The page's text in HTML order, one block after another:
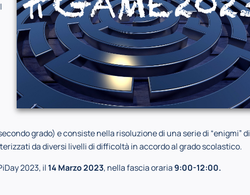
grado) e consiste nella risoluzione di una serie di “enigmi” di
da diversi livelli di difficoltà in accordo al grado scolastico.
2023, il 14 Marzo 2023, nella fascia oraria 9:00-12:00.